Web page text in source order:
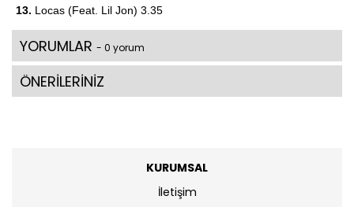
13. Locas (Feat. Lil Jon) 3.35
YORUMLAR - 0 yorum
ÖNERİLERİNİZ
KURUMSAL
İletişim